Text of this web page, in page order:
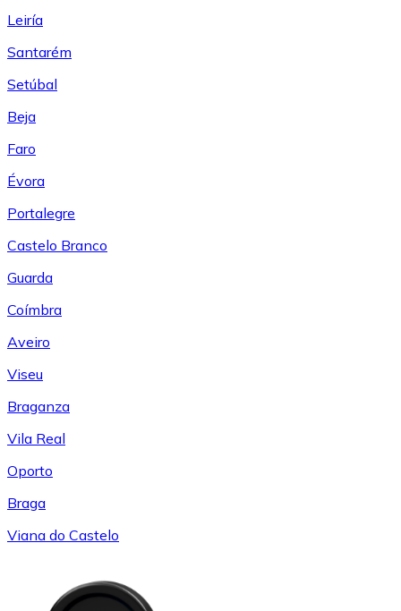
Leiría
Santarém
Setúbal
Beja
Faro
Évora
Portalegre
Castelo Branco
Guarda
Coímbra
Aveiro
Viseu
Braganza
Vila Real
Oporto
Braga
Viana do Castelo